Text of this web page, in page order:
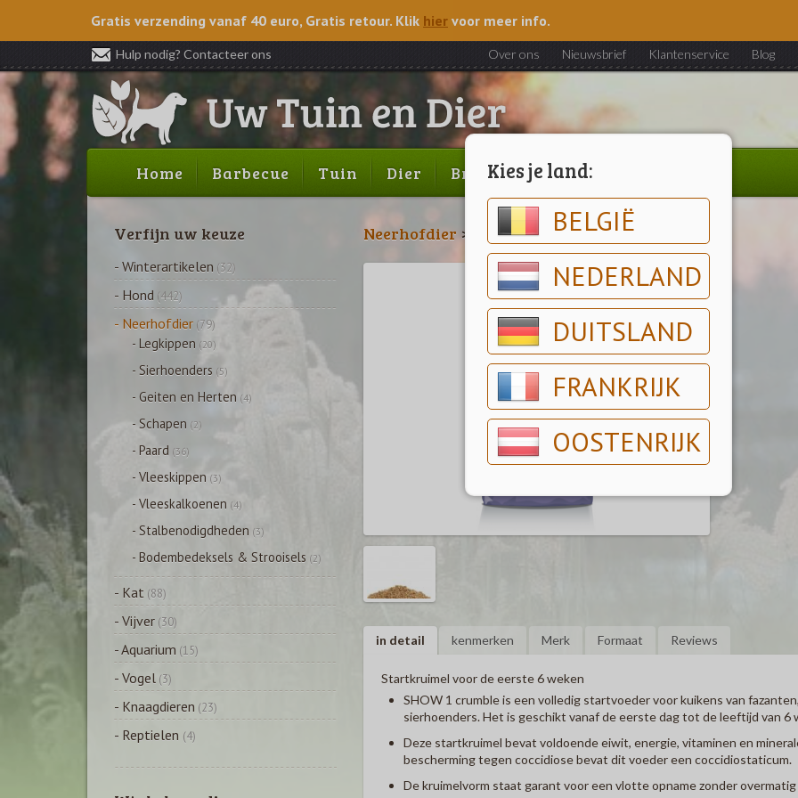
Kies je land:
BELGIË
NEDERLAND
DUITSLAND
FRANKRIJK
OOSTENRIJK
Gratis verzending vanaf 40 euro, Gratis retour. Klik hier voor meer info.
Hulp nodig? Contacteer ons Over ons Nieuwsbrief Klantenservice Blog
Home Barbecue Tuin Dier Brood & gebak
Neerhofdier> Sierhoenders
in detail kenmerken Merk Formaat Reviews
Startkruimel voor de eerste 6 weken
SHOW 1 crumble is een volledig startvoeder voor kuikens van
sierhoenders. Het is geschikt vanaf de eerste dag tot de leeftijd van 6
Deze startkruimel bevat voldoende eiwit, energie, vitaminen en
bescherming tegen coccidiose bevat dit voeder een coccidiostaticum.
De kruimelvorm staat garant voor een vlotte opname zonder
Verfijn uw keuze
- Winterartikelen (32)
- Hond (442)
- Neerhofdier (79)
- Legkippen (20)
- Sierhoenders (5)
- Geiten en Herten (4)
- Schapen (2)
- Paard (36)
- Vleeskippen (3)
- Vleeskalkoenen (4)
- Stalbenodigdheden (3)
- Bodembedeksels & Strooisels (2)
- Kat (88)
- Vijver (30)
- Aquarium (15)
- Vogel (3)
- Knaagdieren (23)
- Reptielen (4)